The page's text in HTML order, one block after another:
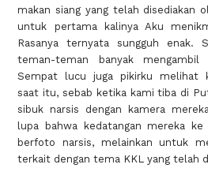
makan siang yang telah disediakan
untuk pertama kalinya Aku
Rasanya ternyata sungguh enak.
teman-teman banyak
Sempat lucu juga pikirku melihat
saat itu, sebab ketika kami tiba di
sibuk narsis dengan kamera
lupa bahwa kedatangan mereka
berfoto narsis, melainkan untuk
terkait dengan tema KKL yang telah